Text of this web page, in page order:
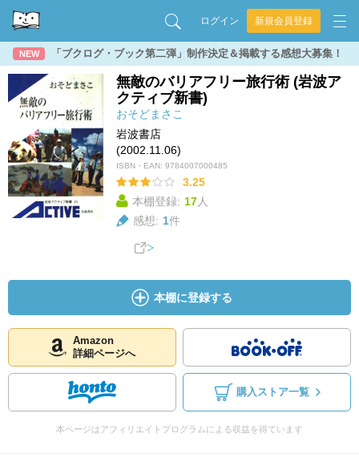
ログイン 新規会員登録
NEW 「ブクログ・ブック第二弾」制作決定＆掲載する感想大募集！
無敵のバリアフリー旅行術 (岩波ア
クティブ新書)
おそどまさこ
岩波書店
(2002.11.06)
ISBN・EAN: 9784007000485
3.25
本棚登録: 17人
感想: 1件
本棚に登録する
Amazon
詳細ページへ
購入ストア一覧
本ページはアフィリエイトプログラムによる収益を得ています